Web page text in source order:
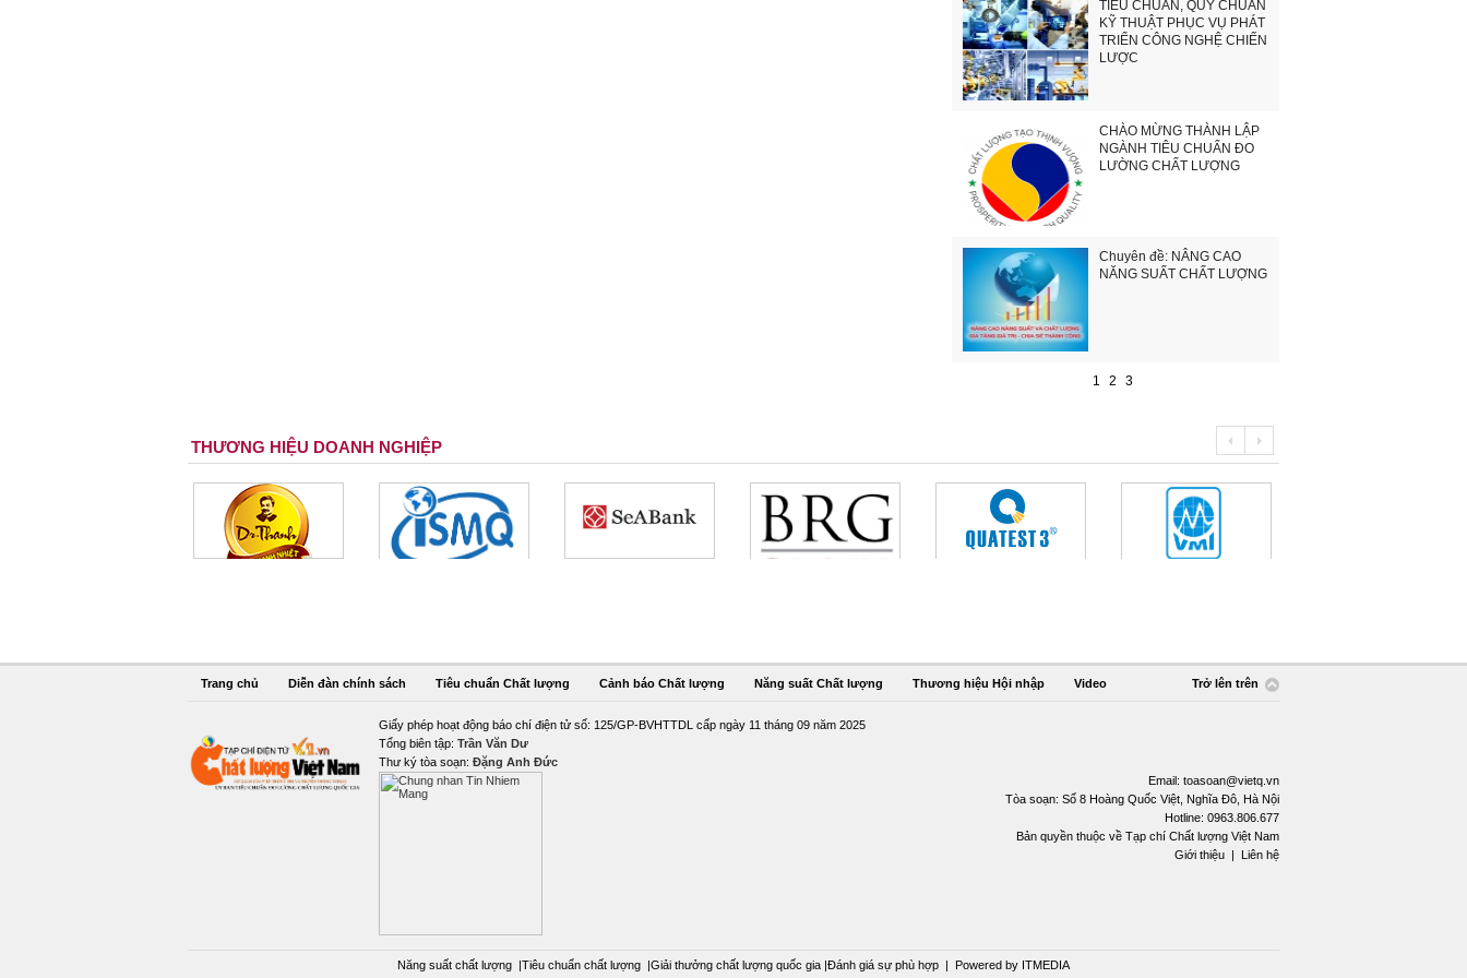
TIÊU CHUẨN, QUY CHUẨN
KỸ THUẬT PHỤC VỤ PHÁT
TRIỂN CÔNG NGHỆ CHIẾN
LƯỢC
CHÀO MỪNG THÀNH LẬP
NGÀNH TIÊU CHUẨN ĐO
LƯỜNG CHẤT LƯỢNG
Chuyên đề: NÂNG CAO
NĂNG SUẤT CHẤT LƯỢNG
1 2 3
THƯƠNG HIỆU DOANH NGHIỆP
Trang chủ Diễn đàn chính sách Tiêu chuẩn Chất lượng Cảnh báo Chất lượng Năng suất Chất lượng Thương hiệu Hội nhập Video Trở lên trên
Giấy phép hoạt động báo chí điện tử số: 125/GP-BVHTTDL cấp ngày 11 tháng 09 năm 2025
Tổng biên tập: Trần Văn Dư
Thư ký tòa soạn: Đặng Anh Đức
Email: toasoan@vietq.vn
Tòa soạn: Số 8 Hoàng Quốc Việt, Nghĩa Đô, Hà Nội
Hotline: 0963.806.677
Bản quyền thuộc về Tạp chí Chất lượng Việt Nam
Giới thiệu | Liên hệ
Năng suất chất lượng |Tiêu chuẩn chất lượng |Giải thưởng chất lượng quốc gia |Đánh giá sự phù hợp | Powered by ITMEDIA